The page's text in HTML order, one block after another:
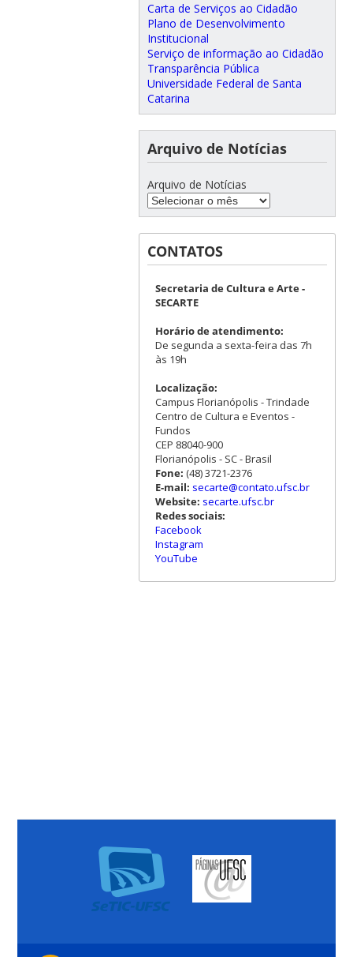
Carta de Serviços ao Cidadão
Plano de Desenvolvimento
Institucional
Serviço de informação ao Cidadão
Transparência Pública
Universidade Federal de Santa
Catarina
Arquivo de Notícias
Arquivo de Notícias
CONTATOS
Secretaria de Cultura e Arte -
SECARTE
Horário de atendimento:
De segunda a sexta-feira das 7h
às 19h
Localização:
Campus Florianópolis - Trindade
Centro de Cultura e Eventos -
Fundos
CEP 88040-900
Florianópolis - SC - Brasil
Fone: (48) 3721-2376
E-mail: secarte@contato.ufsc.br
Website: secarte.ufsc.br
Redes sociais:
Facebook
Instagram
YouTube